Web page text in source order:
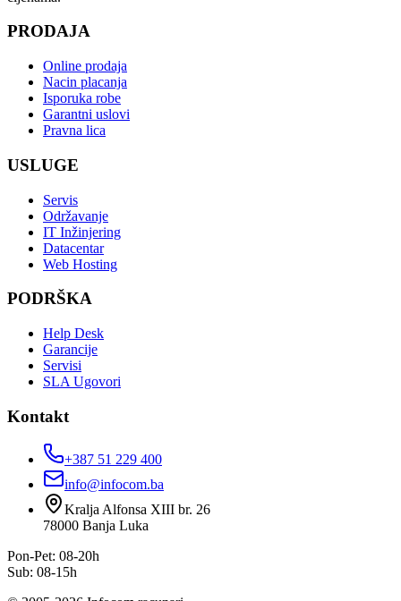
PRODAJA
Online prodaja
Nacin placanja
Isporuka robe
Garantni uslovi
Pravna lica
USLUGE
Servis
Održavanje
IT Inžinjering
Datacentar
Web Hosting
PODRŠKA
Help Desk
Garancije
Servisi
SLA Ugovori
Kontakt
+387 51 229 400
info@infocom.ba
Kralja Alfonsa XIII br. 26
78000 Banja Luka
Pon-Pet: 08-20h
Sub: 08-15h